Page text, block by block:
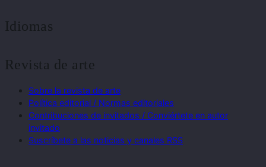
Idiomas
Revista de arte
Sobre la revista de arte
Política editorial / Normas editoriales
Contribuciones de invitados / Conviértete en autor
invitado
Suscríbete a las noticias y canales RSS